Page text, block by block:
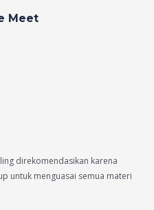
Meet
direkomendasikan karena
untuk menguasai semua materi